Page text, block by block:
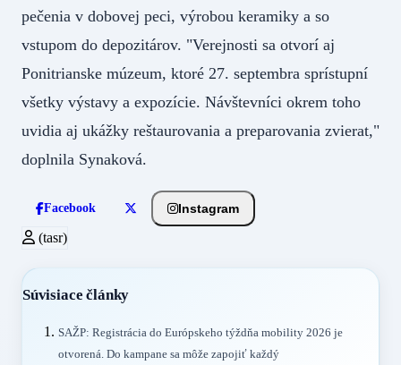
pečenia v dobovej peci, výrobou keramiky a so
vstupom do depozitárov. "Verejnosti sa otvorí aj
Ponitrianske múzeum, ktoré 27. septembra sprístupní
všetky výstavy a expozície. Návštevníci okrem toho
uvidia aj ukážky reštaurovania a preparovania zvierat,"
doplnila Synaková.
Facebook Instagram
(tasr)
Súvisiace články
SAŽP: Registrácia do Európskeho týždňa mobility 2026 je
otvorená. Do kampane sa môže zapojiť každý